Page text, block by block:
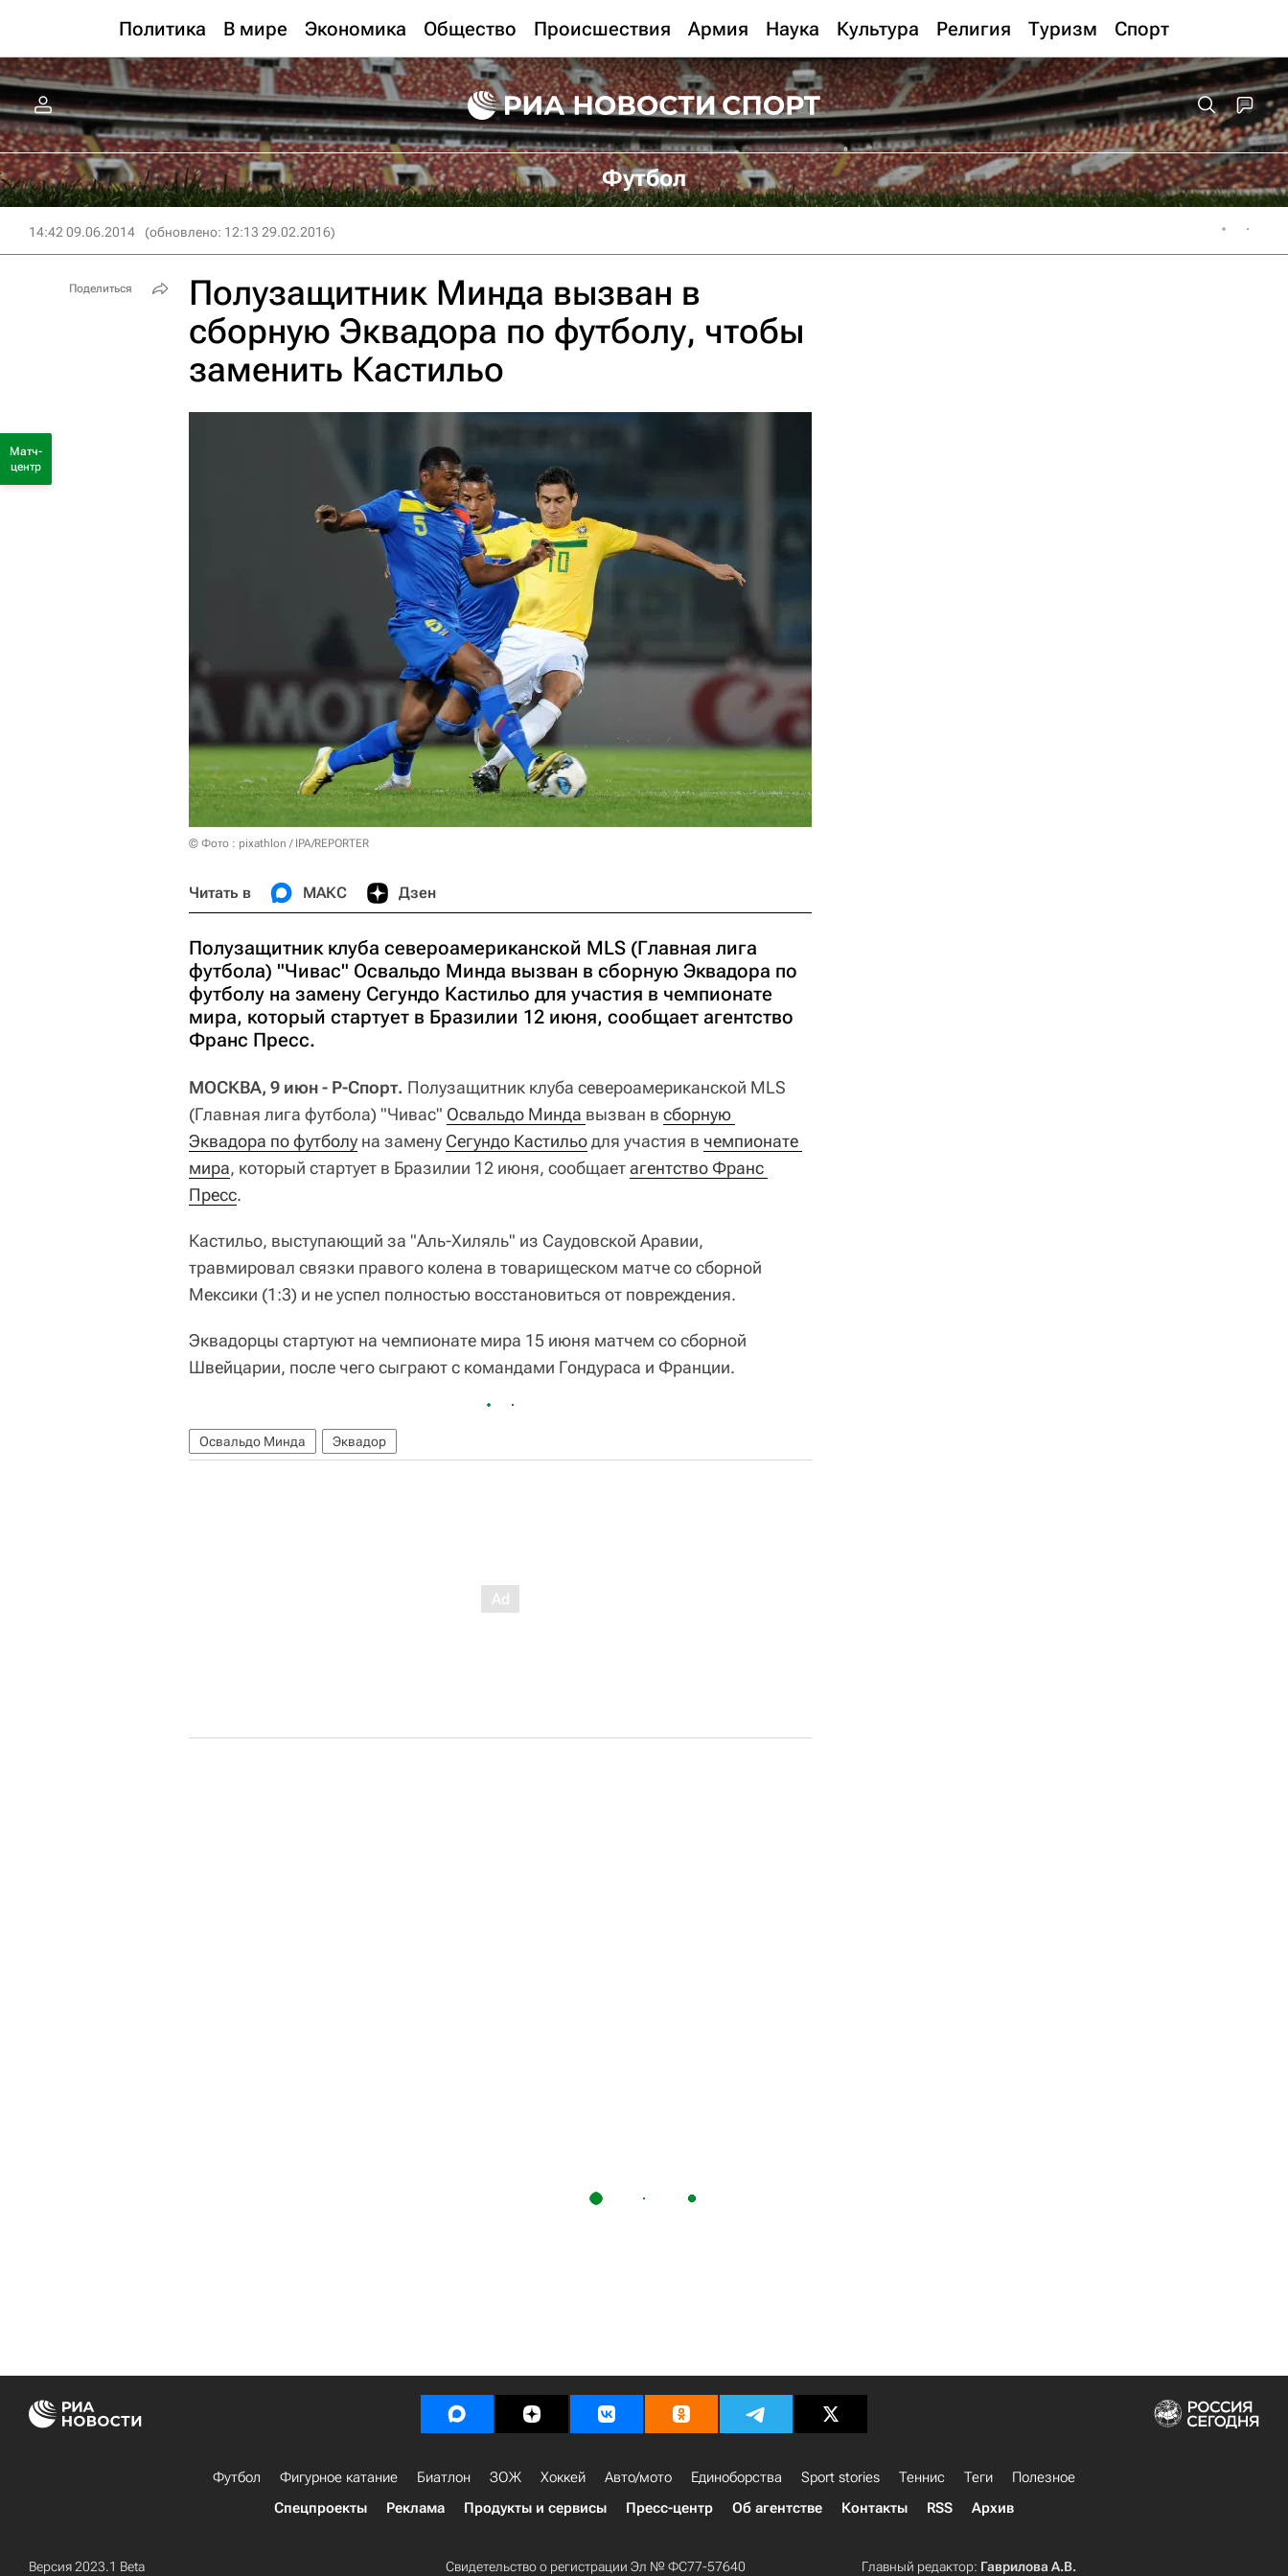
Политика В мире Экономика Общество Происшествия Армия Наука Культура Религия Туризм Спорт
Футбол
14:42 09.06.2014 (обновлено: 12:13 29.02.2016)
Полузащитник Минда вызван в
сборную Эквадора по футболу, чтобы
заменить Кастильо
© Фото : pixathlon / IPA/REPORTER
Читать в МАКС Дзен
Полузащитник клуба североамериканской MLS (Главная лига
футбола) "Чивас" Освальдо Минда вызван в сборную Эквадора по
футболу на замену Сегундо Кастильо для участия в чемпионате
мира, который стартует в Бразилии 12 июня, сообщает агентство
Франс Пресс.
МОСКВА, 9 июн - Р-Спорт. Полузащитник клуба североамериканской MLS
(Главная лига футбола) "Чивас" Освальдо Минда вызван в сборную
Эквадора по футболу на замену Сегундо Кастильодля участия в чемпионате
мира, который стартует в Бразилии 12 июня, сообщаетагентство Франс
Пресс.
Кастильо, выступающий за "Аль-Хиляль" из Саудовской Аравии,
травмировал связки правого колена в товарищеском матче со сборной
Мексики (1:3) и не успел полностью восстановиться от повреждения.
Эквадорцы стартуют на чемпионате мира 15 июня матчем со сборной
Швейцарии, после чего сыграют с командами Гондураса и Франции.
Освальдо Минда Эквадор
Поделиться
Матч-
центр
Футбол Фигурное катание Биатлон ЗОЖ Хоккей Авто/мото Единоборства Sport stories Теннис Теги
Полезное
Спецпроекты
Реклама Продукты и сервисы Пресс-центр Об агентстве Контакты RSS Архив
Версия 2023.1 Beta Свидетельство о регистрации Эл № ФС77-57640 Главный редактор: Гаврилова А.В.